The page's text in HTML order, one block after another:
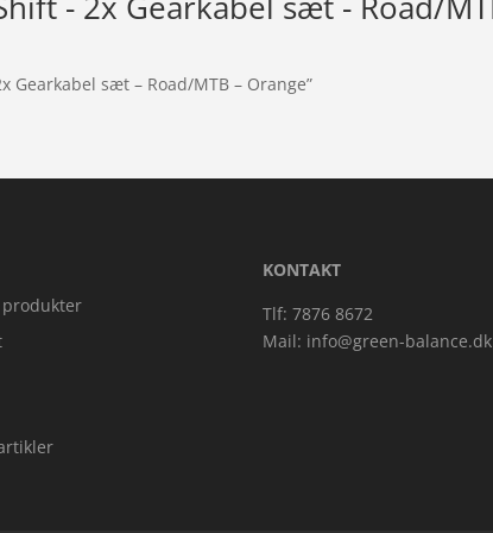
Gearkabel sæt – Road/MTB – Orange”
produkter
KONTAKT
Tlf: 7876 8672
Mail: info@green-balance.dk